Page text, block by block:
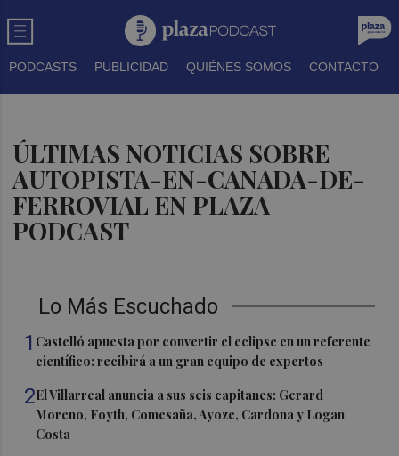
PODCASTS PUBLICIDAD QUIÉNES SOMOS CONTACTO
ÚLTIMAS NOTICIAS SOBRE
AUTOPISTA-EN-CANADA-DE-
FERROVIAL EN PLAZA
PODCAST
Lo Más Escuchado
1 Castelló apuesta por convertir el eclipse en un referente
científico: recibirá a un gran equipo de expertos
2El Villarreal anuncia a sus seis capitanes: Gerard
Moreno, Foyth, Comesaña, Ayoze, Cardona y Logan
Costa